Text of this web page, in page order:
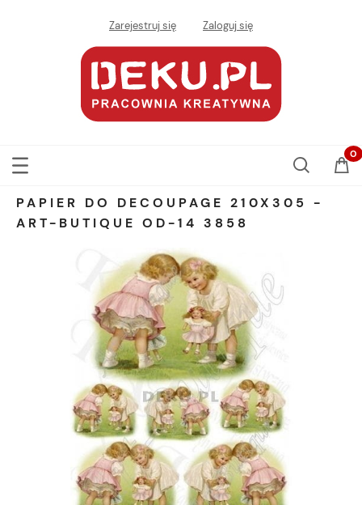
Zarejestruj się Zaloguj się
PAPIER DO DECOUPAGE 210X305 -
ART-BUTIQUE OD-14 3858